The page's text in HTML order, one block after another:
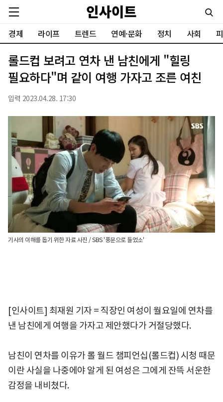
경제 라이프 트렌드 연예·문화 정치 사회
롤드컵 보려고 연차 낸 남친에게 "힐링
필요하다"며 같이 여행 가자고 조른 여친
입력 2023.04.28. 17:30
기사의 이해를 돕기 위한 자료 사진 / SBS '풍문으로 들었소'
[인사이트] 최재원 기자 = 직장인 여성이 월요일에 연차를
낸 남친에게 여행을 가자고 제안했다가 거절당했다.
남친이 연차를 이유가 롤 월드 챔피언십(롤드컵) 시청 때문
이란 사실을 나중에야 알게 된 여성은 그에게 잔뜩 서운한
감정을 내비쳤다.